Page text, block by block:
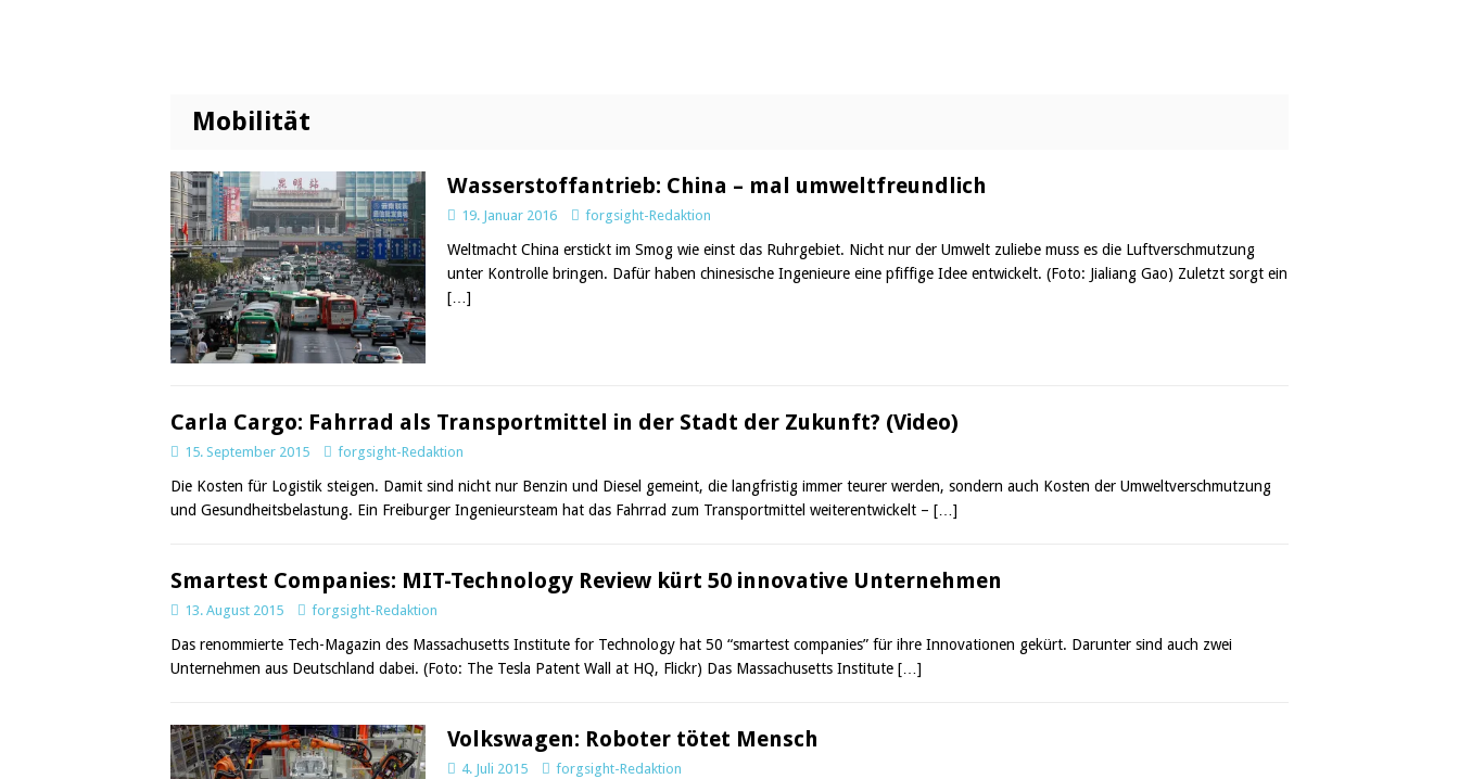
Mobilität
Wasserstoffantrieb: China – mal umweltfreundlich
19. Januar 2016 forgsight-Redaktion
Weltmacht China erstickt im Smog wie einst das Ruhrgebiet. Nicht nur der Umwelt zuliebe muss es die Luftverschmutzung
unter Kontrolle bringen. Dafür haben chinesische Ingenieure eine pfiffige Idee entwickelt. (Foto: Jialiang Gao) Zuletzt sorgt ein
[…]
Carla Cargo: Fahrrad als Transportmittel in der Stadt der Zukunft? (Video)
15. September 2015 forgsight-Redaktion
Die Kosten für Logistik steigen. Damit sind nicht nur Benzin und Diesel gemeint, die langfristig immer teurer werden, sondern auch Kosten der Umweltverschmutzung
und Gesundheitsbelastung. Ein Freiburger Ingenieursteam hat das Fahrrad zum Transportmittel weiterentwickelt – […]
Smartest Companies: MIT-Technology Review kürt 50 innovative Unternehmen
13. August 2015 forgsight-Redaktion
Das renommierte Tech-Magazin des Massachusetts Institute for Technology hat 50 “smartest companies” für ihre Innovationen gekürt. Darunter sind auch zwei
Unternehmen aus Deutschland dabei. (Foto: The Tesla Patent Wall at HQ, Flickr) Das Massachusetts Institute […]
Volkswagen: Roboter tötet Mensch
4. Juli 2015 forgsight-Redaktion